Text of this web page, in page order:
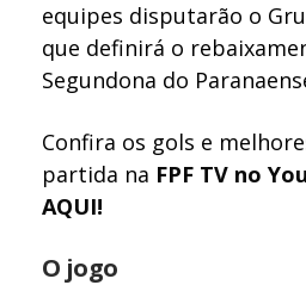
equipes disputarão o
que definirá o
Segundona do
Confira os gols e
partida na FPF TV no
AQUI!
O jogo